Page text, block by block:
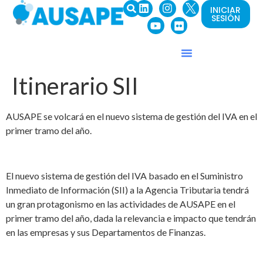
INICIAR
SESIÓN
Itinerario SII
AUSAPE se volcará en el nuevo sistema de gestión del IVA en el
primer tramo del año.
El nuevo sistema de gestión del IVA basado en el Suministro
Inmediato de Información (SII) a la Agencia Tributaria tendrá
un gran protagonismo en las actividades de AUSAPE en el
primer tramo del año, dada la relevancia e impacto que tendrán
en las empresas y sus Departamentos de Finanzas.